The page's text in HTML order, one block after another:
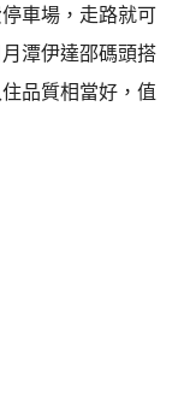
車場，走路就可
潭伊達邵碼頭搭
品質相當好，值